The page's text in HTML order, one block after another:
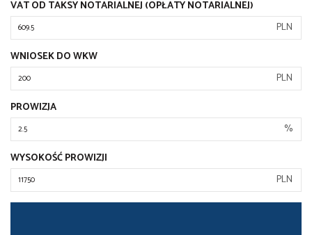
VAT OD TAKSY NOTARIALNEJ (OPŁATY NOTARIALNEJ)
PLN
WNIOSEK DO WKW
PLN
PROWIZJA
%
WYSOKOŚĆ PROWIZJI
PLN